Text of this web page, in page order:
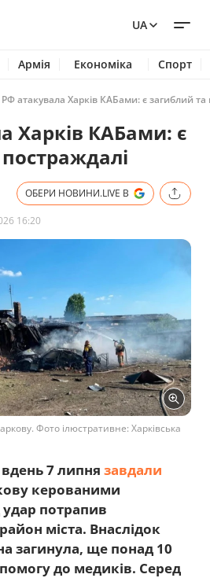
UA
Армія Економіка Спорт
РФ атакувала Харків КАБами: є загиблий та
Харків КАБами: є
ОБЕРИ НОВИНИ.LIVE В
16:20
Фото ілюстративне: Харківська
вдень 7 липня завдали
керованими
потрапив
міста. Внаслідок
загинула, ще понад 10
до медиків. Серед